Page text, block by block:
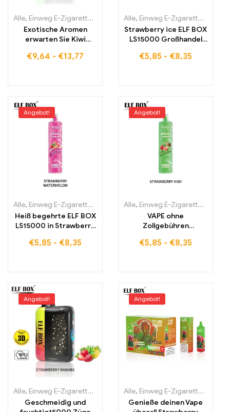
Alle, Einweg E-Zigaretten Einweg-E-Zigaretten Estland,Einweg-
Exotische Aromen
erwarten Sie Kiwi
PULSE X mit KI-
€9,64 - €13,77
Alle, Einweg E-Zigaretten
Strawberry ice ELF BOX
LS15000 Großhandel
Glück 15000 Puffs
€5,85 - €8,35
Angebot!
Alle, Einweg E-Zigaretten Einweg-E-Zigaretten Estland,Einweg-
Heiß begehrte ELF BOX
LS15000 in Strawberry
zum besten Preis
€5,85 - €8,35
Angebot!
Alle, Einweg E-Zigaretten
VAPE ohne
Zollgebühren
BOX LS15000 zu
€5,85 - €8,35
Angebot!
Alle, Einweg E-Zigaretten Einweg-E-Zigaretten Estland,Einweg-
Geschmeidig und
Angebot!
Alle, Einweg E-Zigaretten
Genieße deinen Vape